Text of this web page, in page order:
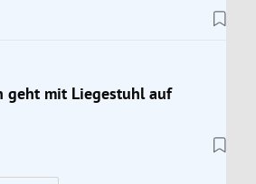
geht mit Liegestuhl auf